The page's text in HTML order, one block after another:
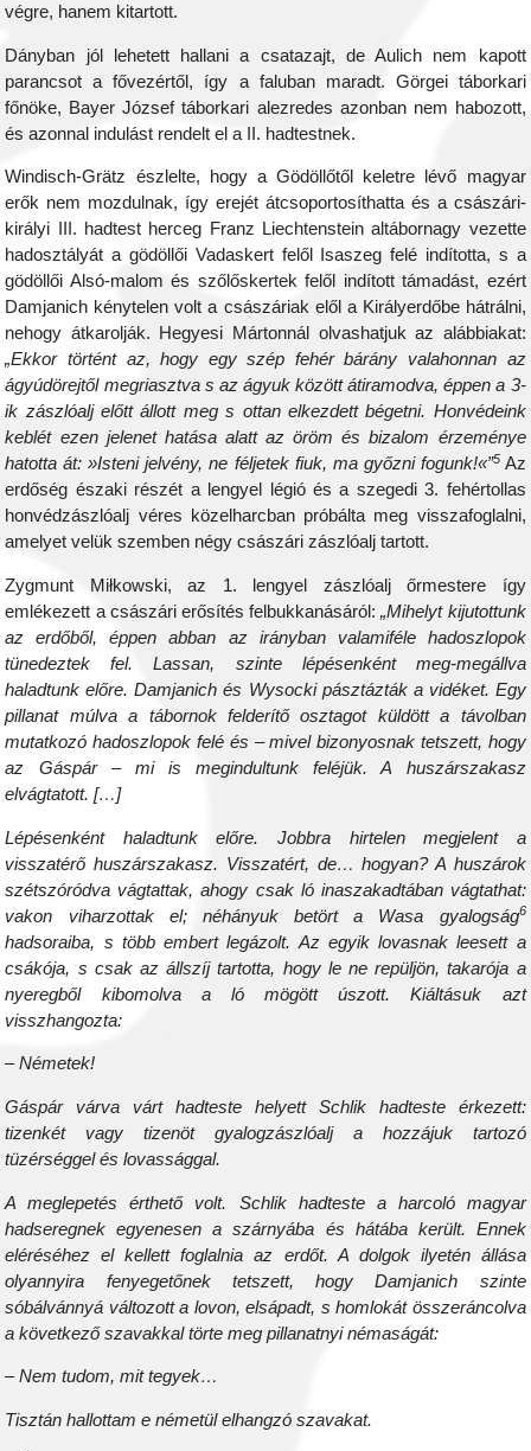
végre, hanem kitartott.
Dányban jól lehetett hallani a csatazajt, de Aulich nem kapott
parancsot a fővezértől, így a faluban maradt. Görgei táborkari
főnöke, Bayer József táborkari alezredes azonban nem habozott,
és azonnal indulást rendelt el a II. hadtestnek.
Windisch-Grätz észlelte, hogy a Gödöllőtől keletre lévő magyar
erők nem mozdulnak, így erejét átcsoportosíthatta és a császári-
királyi III. hadtest herceg Franz Liechtenstein altábornagy vezette
hadosztályát a gödöllői Vadaskert felől Isaszeg felé indította, s a
gödöllői Alsó-malom és szőlőskertek felől indított támadást, ezért
Damjanich kénytelen volt a császáriak elől a Királyerdőbe hátrálni,
nehogy átkarolják. Hegyesi Mártonnál olvashatjuk az alábbiakat:
„Ekkor történt az, hogy egy szép fehér bárány valahonnan az
ágyúdörejtől megriasztva s az ágyuk között átiramodva, éppen a 3-
ik zászlóalj előtt állott meg s ottan elkezdett bégetni. Honvédeink
keblét ezen jelenet hatása alatt az öröm és bizalom érzeménye
hatotta át: »Isteni jelvény, ne féljetek fiuk, ma győzni fogunk!«”5Az
erdőség északi részét a lengyel légió és a szegedi 3. fehértollas
honvédzászlóalj véres közelharcban próbálta meg visszafoglalni,
amelyet velük szemben négy császári zászlóalj tartott.
Zygmunt Miłkowski, az 1. lengyel zászlóalj őrmestere így
emlékezett a császári erősítés felbukkanásáról:„Mihelyt kijutottunk
az erdőből, éppen abban az irányban valamiféle hadoszlopok
tünedeztek fel. Lassan, szinte lépésenként meg-megállva
haladtunk előre. Damjanich és Wysocki pásztázták a vidéket. Egy
pillanat múlva a tábornok felderítő osztagot küldött a távolban
mutatkozó hadoszlopok felé és – mivel bizonyosnak tetszett, hogy
az Gáspár – mi is megindultunk feléjük. A huszárszakasz
elvágtatott. […]
Lépésenként haladtunk előre. Jobbra hirtelen megjelent a
visszatérő huszárszakasz. Visszatért, de… hogyan? A huszárok
szétszóródva vágtattak, ahogy csak ló inaszakadtában vágtathat:
vakon viharzottak el; néhányuk betört a Wasa gyalogság6
hadsoraiba, s több embert legázolt. Az egyik lovasnak leesett a
csákója, s csak az állszíj tartotta, hogy le ne repüljön, takarója a
nyeregből kibomolva a ló mögött úszott. Kiáltásuk azt
visszhangozta:
– Németek!
Gáspár várva várt hadteste helyett Schlik hadteste érkezett:
tizenkét vagy tizenöt gyalogzászlóalj a hozzájuk tartozó
tüzérséggel és lovassággal.
A meglepetés érthető volt. Schlik hadteste a harcoló magyar
hadseregnek egyenesen a szárnyába és hátába került. Ennek
eléréséhez el kellett foglalnia az erdőt. A dolgok ilyetén állása
olyannyira fenyegetőnek tetszett, hogy Damjanich szinte
sóbálvánnyá változott a lovon, elsápadt, s homlokát összeráncolva
a következő szavakkal törte meg pillanatnyi némaságát:
– Nem tudom, mit tegyek…
Tisztán hallottam e németül elhangzó szavakat.